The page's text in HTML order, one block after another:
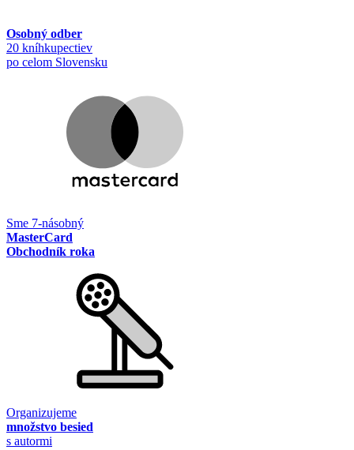
Osobný odber
20 kníhkupectiev
po celom Slovensku
Sme 7-násobný
MasterCard
Obchodník roka
Organizujeme
množstvo besied
s autormi